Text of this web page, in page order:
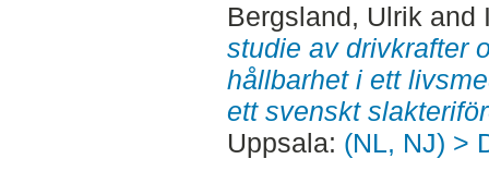
Bergsland, Ulrik and
studie av drivkrafter
hållbarhet i ett
ett svenskt
Uppsala: (NL, NJ) >